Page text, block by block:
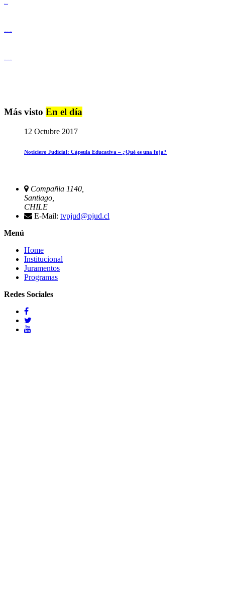
Más visto En el día
12 Octubre 2017
Noticiero Judicial: Cápsula Educativa – ¿Qué es una foja?
Compañia 1140,
Santiago,
CHILE
E-Mail: tvpjud@pjud.cl
Menú
Home
Institucional
Juramentos
Programas
Redes Sociales